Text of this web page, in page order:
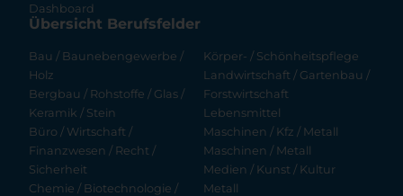
Dashboard
Übersicht Berufsfelder
Bau / Baunebengewerbe /
Holz
Bergbau / Rohstoffe / Glas /
Keramik / Stein
Büro / Wirtschaft /
Finanzwesen / Recht /
Sicherheit
Chemie / Biotechnologie /
Körper- / Schönheitspflege
Landwirtschaft / Gartenbau /
Forstwirtschaft
Lebensmittel
Maschinen / Kfz / Metall
Maschinen / Metall
Medien / Kunst / Kultur
Metall